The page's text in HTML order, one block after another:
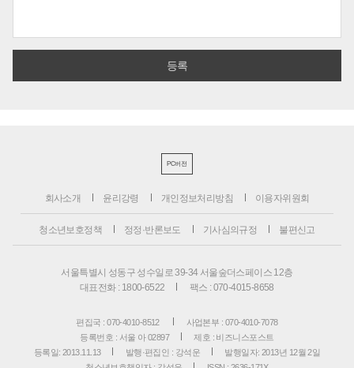
PC버전
회사소개 윤리강령 개인정보처리방침 이용자위원회
청소년보호정책 정정·반론보도 기사심의규정 불편신고
서울특별시 성동구 성수일로 39-34 서울숲더스페이스 12층
대표전화 : 1800-6522
팩스 : 070-4015-8658
편집국 : 070-4010-8512
사업본부 : 070-4010-7078
등록번호 : 서울 아 02897
제호 : 비즈니스포스트
등록일: 2013.11.13
발행·편집인 : 강석운
발행일자: 2013년 12월 2일